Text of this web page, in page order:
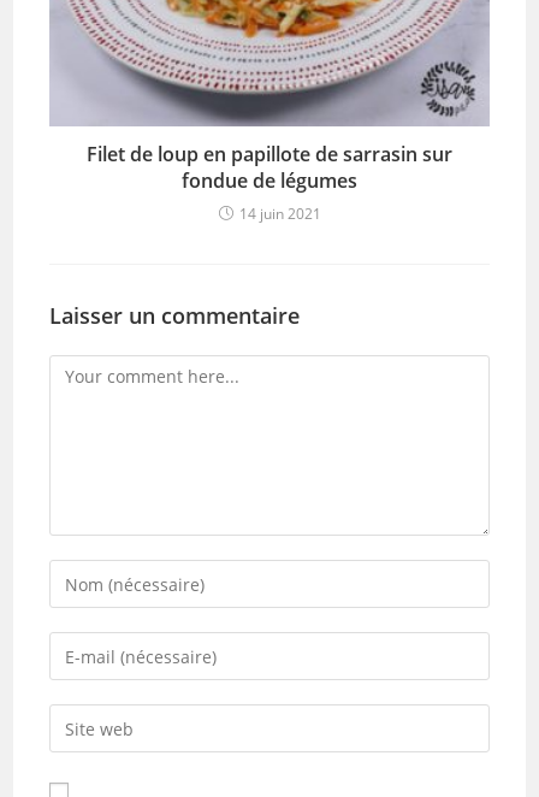
Filet de loup en papillote de sarrasin sur
fondue de légumes
14 juin 2021
Laisser un commentaire